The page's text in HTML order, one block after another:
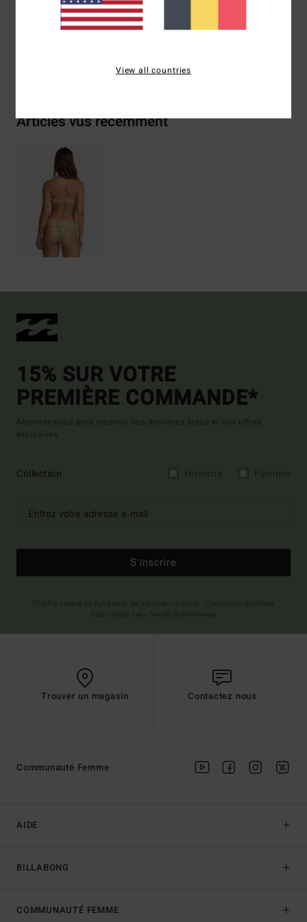
(Polyamide), 22% Élasthanne
Livraison & Retours
Articles vus récemment
15% SUR VOTRE
PREMIÈRE COMMANDE*
Abonnez-vous pour recevoir nos dernières actus et nos offres
exclusives.
Collection
S'inscrire
Trouver un magasin Contactez nous
AIDE
BILLABONG
Communauté Femme
COMMUNAUTÉ FEMME
View all countries